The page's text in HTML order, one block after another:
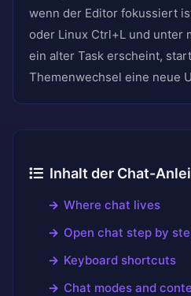
wenn der Editor fokussiert
oder Linux Ctrl+L und unter
ein alter Task erscheint,
Themenwechsel eine neue
Inhalt der Chat-
Where chat lives
Open chat step by
Keyboard shortcuts
Chat modes and